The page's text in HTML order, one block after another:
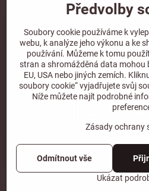
Doprava a platba
DOPRAVA ZDARMA
při objednávce nad2000 Kč vč. DPH.
*Nevztahuje se na paletovou přepravu.
©2026CopyrightPředvolby
Vytvořeno systémem:
Předvolby
Soubory cookie používáme k
webu, k analýze jeho výkonu a ke
používání. Můžeme k tomu
stran a shromážděná data mohou
EU, USA nebo jiných zemích.
soubory cookie“ vyjadřujete svůj
Níže můžete najít podrobné
Zásady ochrany
Ukázat
Odmítnout vše